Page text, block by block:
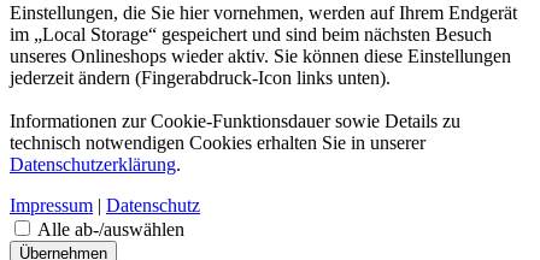
Einstellungen, die Sie hier vornehmen, werden auf Ihrem Endgerät
im „Local Storage“ gespeichert und sind beim nächsten Besuch
unseres Onlineshops wieder aktiv. Sie können diese Einstellungen
jederzeit ändern (Fingerabdruck-Icon links unten).
Informationen zur Cookie-Funktionsdauer sowie Details zu
technisch notwendigen Cookies erhalten Sie in unserer
Datenschutzerklärung.
Impressum | Datenschutz
Alle ab-/auswählen
Übernehmen